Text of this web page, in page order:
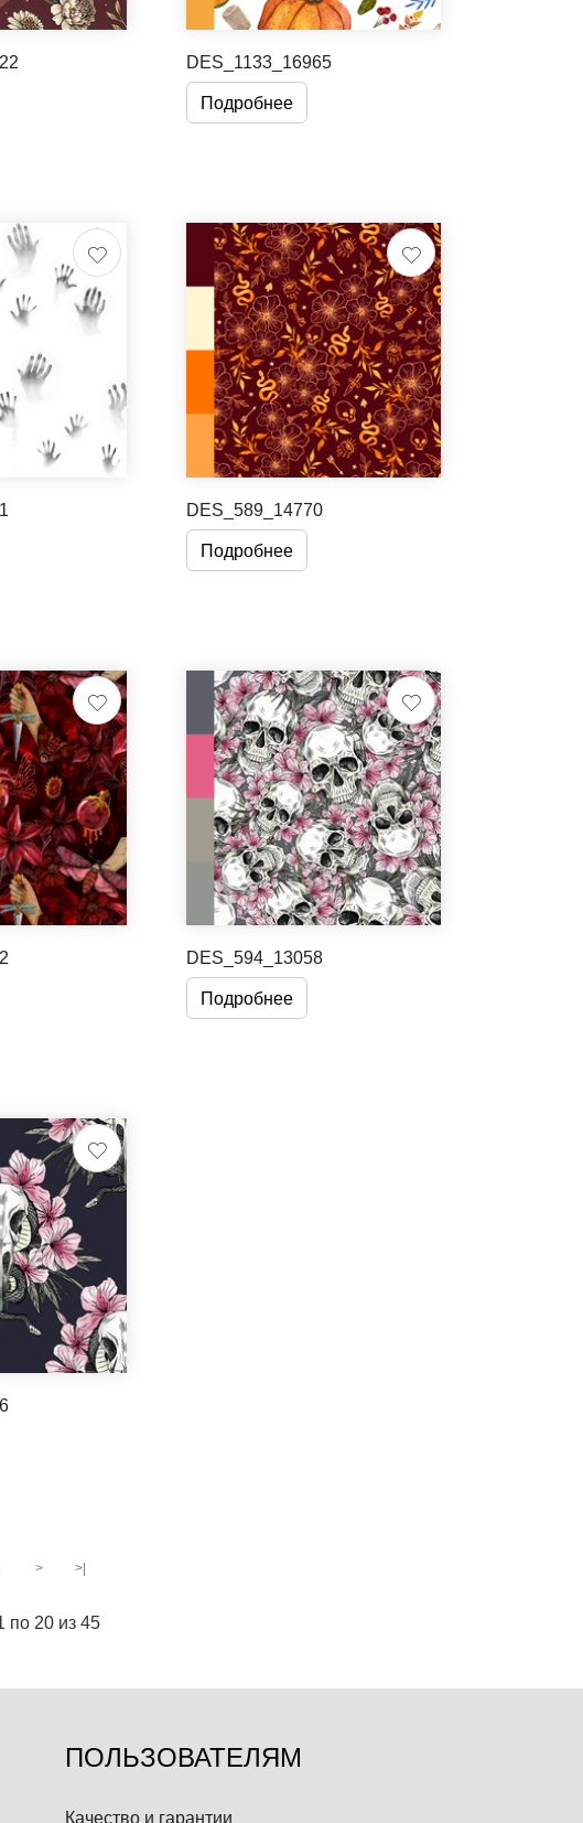
DES_1133_16965
Подробнее
DES_589_14770
Подробнее
DES_594_13058
Подробнее
> >|
по 20 из 45
ПОЛЬЗОВАТЕЛЯМ
Качество и гарантии